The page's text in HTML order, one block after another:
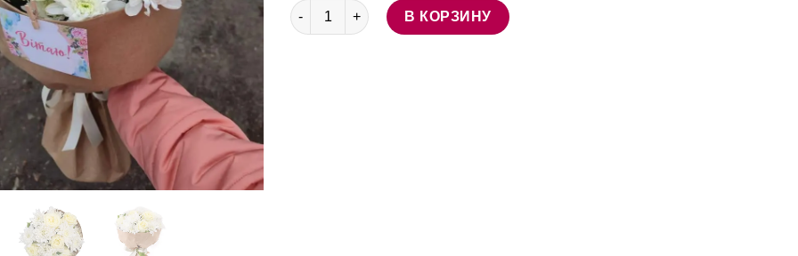
Количество товара Букет роз и хризантем "Жемчужный"
В КОРЗИНУ